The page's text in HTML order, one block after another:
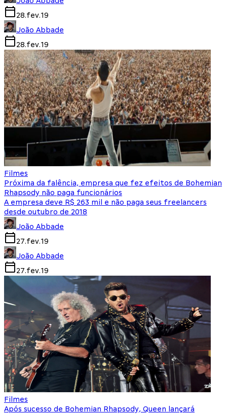
28.fev.19
João Abbade
28.fev.19
Filmes
Próxima da falência, empresa que fez efeitos de Bohemian
Rhapsody não paga funcionários
A empresa deve R$ 263 mil e não paga seus freelancers
desde outubro de 2018
João Abbade
27.fev.19
João Abbade
27.fev.19
Filmes
Após sucesso de Bohemian Rhapsody, Queen lançará